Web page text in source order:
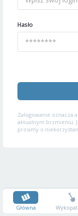
Hasło
Zalogowanie oznacza
aktualnym brzmieniu.
prosimy o
Główna